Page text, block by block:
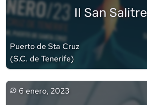
II San Salitre
Puerto de Sta Cruz
(S.C. de Tenerife)
6 enero, 2023